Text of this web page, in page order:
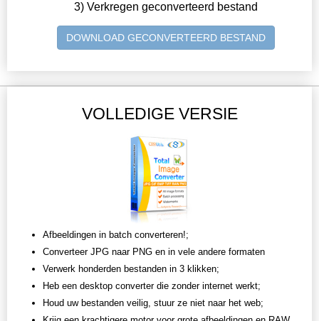
3) Verkregen geconverteerd bestand
DOWNLOAD GECONVERTEERD BESTAND
VOLLEDIGE VERSIE
Afbeeldingen in batch converteren!;
Converteer JPG naar PNG en in vele andere formaten
Verwerk honderden bestanden in 3 klikken;
Heb een desktop converter die zonder internet werkt;
Houd uw bestanden veilig, stuur ze niet naar het web;